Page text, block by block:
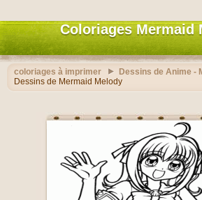
Coloriages Mermaid
coloriages à imprimer
Dessins de Anime -
Dessins de Mermaid Melody